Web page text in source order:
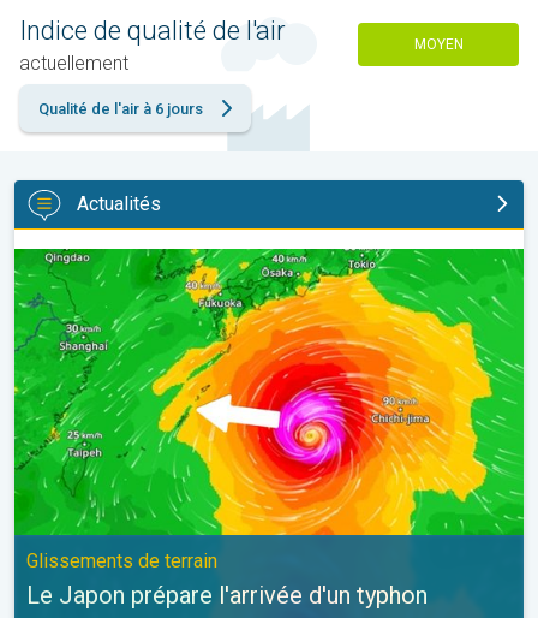
Indice de qualité de l'air
actuellement
MOYEN
Qualité de l'air à 6 jours
Actualités
Le Japon prépare l'arrivée d'un typhon. Glissements de terrain.
Glissements de terrain
Le Japon prépare l'arrivée d'un typhon